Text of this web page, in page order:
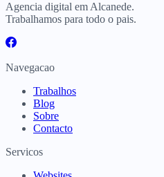
Agencia digital em Alcanede.
Trabalhamos para todo o pais.
Navegacao
Trabalhos
Blog
Sobre
Contacto
Servicos